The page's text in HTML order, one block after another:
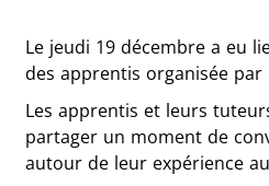
Le jeudi 19 décembre a eu
des apprentis organisée par
Les apprentis et leurs
partager un moment de
autour de leur expérience